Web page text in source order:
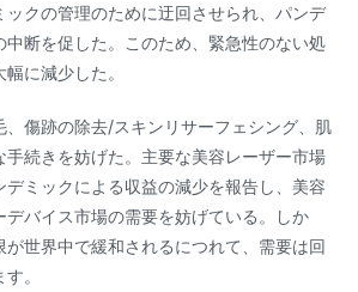
ックの管理のために迂回させられ、パンデ
中断を促した。このため、緊急性のない処
に減少した。
、傷跡の除去/スキンリサーフェシング、肌
手続きを妨げた。主要な美容レーザー市場
ミックによる収益の減少を報告し、美容
デバイス市場の需要を妨げている。しか
が世界中で緩和されるにつれて、需要は回
。